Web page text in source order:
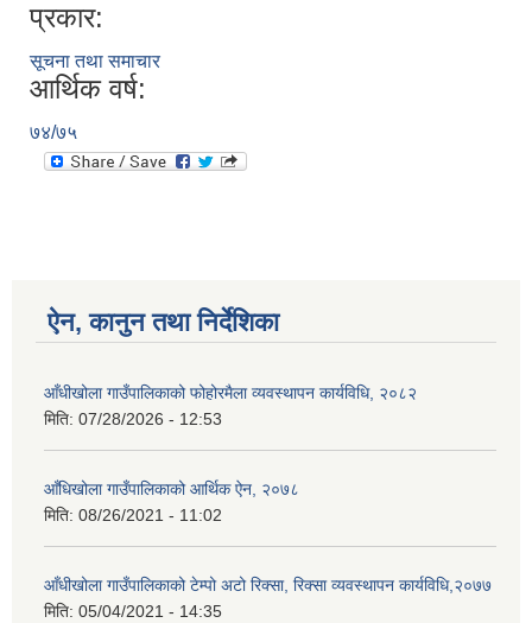
प्रकार:
सूचना तथा समाचार
आर्थिक वर्ष:
७४/७५
ऐन, कानुन तथा निर्देशिका
आँधीखोला गाउँपालिकाको फोहोरमैला व्यवस्थापन कार्यविधि, २०८२
मिति: 07/28/2026 - 12:53
आँधिखोला गाउँपालिकाको आर्थिक ऐन, २०७८
मिति: 08/26/2021 - 11:02
आँधीखोला गाउँपालिकाको टेम्पो अटो रिक्सा, रिक्सा व्यवस्थापन कार्यविधि,२०७७
मिति: 05/04/2021 - 14:35